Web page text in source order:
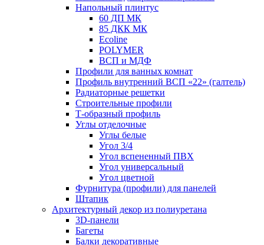
Напольный плинтус
60 ДП МК
85 ДКК МК
Ecoline
POLYMER
ВСП и МДФ
Профили для ванных комнат
Профиль внутренний ВСП «22» (галтель)
Радиаторные решетки
Строительные профили
Т-образный профиль
Углы отделочные
Углы белые
Угол 3/4
Угол вспененный ПВХ
Угол универсальный
Угол цветной
Фурнитура (профили) для панелей
Штапик
Архитектурный декор из полиуретана
3D-панели
Багеты
Балки декоративные